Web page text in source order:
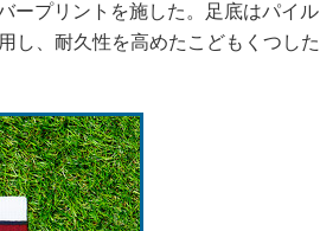
ープリントを施した。足底はパイル
し、耐久性を高めたこどもくつした